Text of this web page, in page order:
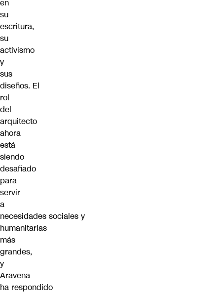
en
su
escritura,
su
activismo
y
sus
diseños. El
rol
del
arquitecto
ahora
está
siendo
desafiado
para
servir
a
necesidades sociales y
humanitarias
más
grandes,
y
Aravena
ha respondido